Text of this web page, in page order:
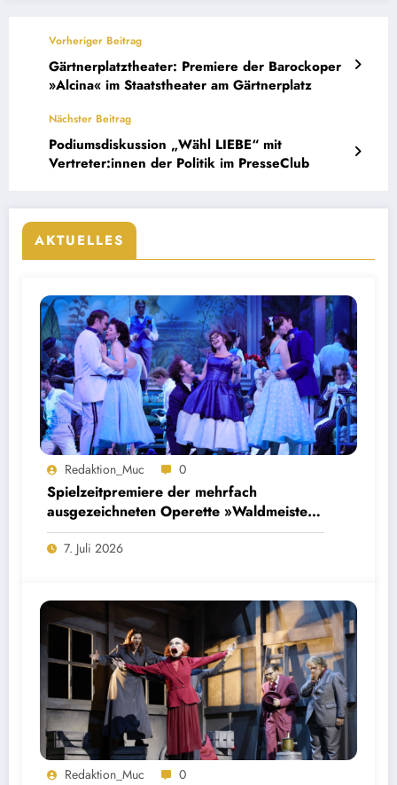
Vorheriger Beitrag
Gärtnerplatztheater: Premiere der Barockoper
»Alcina« im Staatstheater am Gärtnerplatz
Nächster Beitrag
Podiumsdiskussion „Wähl LIEBE“ mit
Vertreter:innen der Politik im PresseClub
AKTUELLES
Redaktion_Muc 0
Spielzeitpremiere der mehrfach
ausgezeichneten Operette »Waldmeister«
im Staatstheater am Gärtnerplatz
7. Juli 2026
Redaktion_Muc 0